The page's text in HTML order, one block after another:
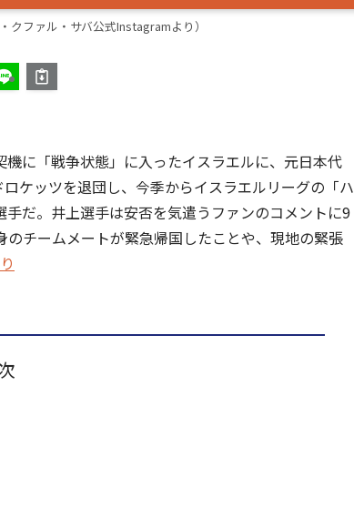
クファル・サバ公式Instagramより）
に「戦争状態」に入ったイスラエルに、元日本代
ケッツを退団し、今季からイスラエルリーグの「ハ
だ。井上選手は安否を気遣うファンのコメントに9
チームメートが緊急帰国したことや、現地の緊張